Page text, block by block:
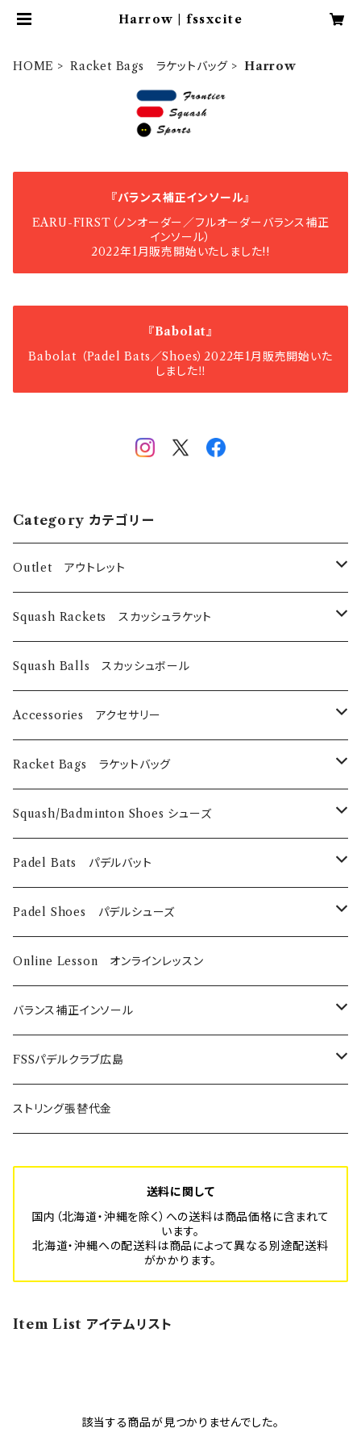
​Harrow | fssxcite
HOME Racket Bags ラケットバッグ ​Harrow
『バランス補正インソール』
EARU-FIRST（ノンオーダー／フルオーダーバランス補正
インソール）
2022年1月販売開始いたしました!!
『Babolat』
Babolat （Padel Bats／Shoes）2022年1月販売開始いた
しました‼️
Category カテゴリー
Outlet アウトレット
スカッシュラケット
EyeRackets
DUNLOP
パデルバット
レディースウェア
EyeRackets
メンズウェア
EyeRackets
Squash Rackets スカッシュラケット
EyeRackets
Harrow
DUNLOP
Technifibre
Unsquashable
Squash Balls スカッシュボール
Accessories アクセサリー
Eye Wears
EyeRackets
Harrow
Grips
Strings
Racket Bags ラケットバッグ
​Harrow
EyeRackets
Squash/Badminton Shoes シューズ
EyeRackets
Babolat
Padel Bats パデルバット
DUNLOP
Babolat
Padel Shoes パデルシューズ
Bαbolat
Online Lesson オンラインレッスン
バランス補正インソール
ノンオーダーメイド
SUPER BLITZ
Platform-Sport フルオーダーメイド
FSSパデルクラブ広島
年間利用登録費
ストリング張替代金
送料に関して
国内（北海道・沖縄を除く）への送料は商品価格に含まれて
います。
北海道・沖縄への配送料は商品によって異なる別途配送料
がかかります。
Item List アイテムリスト
該当する商品が見つかりませんでした。